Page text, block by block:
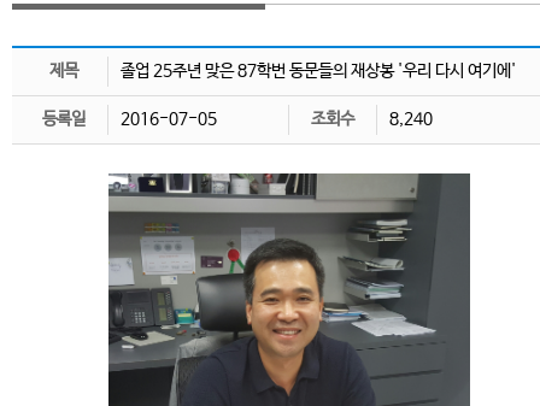
제목 졸업 25주년 맞은 87학번 동문들의 재상봉 '우리 다시 여기에'
등록일 2016-07-05 조회수 8,240